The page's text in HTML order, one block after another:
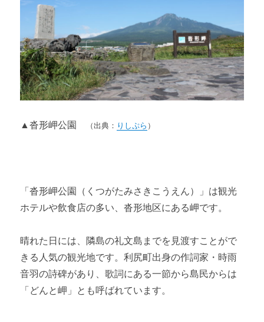
▲沓形岬公園 （出典： りしぷら ）
「沓形岬公園（くつがたみさきこうえん）」は観光
ホテルや飲食店の多い、沓形地区にある岬です。
晴れた日には、隣島の礼文島までを見渡すことがで
きる人気の観光地です。利尻町出身の作詞家・時雨
音羽の詩碑があり、歌詞にある一節から島民からは
「どんと岬」とも呼ばれています。